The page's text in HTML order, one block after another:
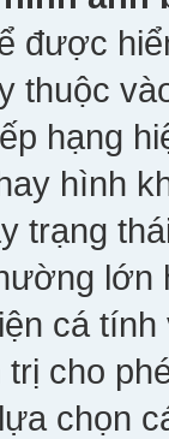
được
thuộc
hạng
hình
trạng
cá
cho
chọn